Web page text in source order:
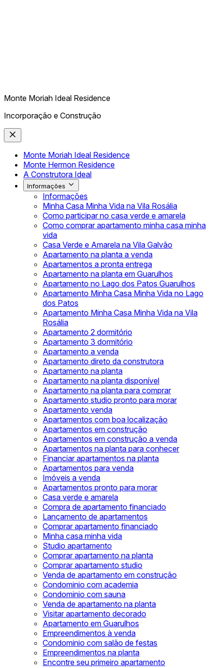
Monte Moriah Ideal Residence
Incorporação e Construção
Monte Moriah Ideal Residence
Monte Hermon Residence
A Construtora Ideal
Informações
Informações
Minha Casa Minha Vida na Vila Rosália
Como participar no casa verde e amarela
Como comprar apartamento minha casa minha
vida
Casa Verde e Amarela na Vila Galvão
Apartamento na planta a venda
Apartamentos a pronta entrega
Apartamento na planta em Guarulhos
Apartamento no Lago dos Patos Guarulhos
Apartamento Minha Casa Minha Vida no Lago
dos Patos
Apartamento Minha Casa Minha Vida na Vila
Rosália
Apartamento 2 dormitório
Apartamento 3 dormitório
Apartamento a venda
Apartamento direto da construtora
Apartamento na planta
Apartamento na planta disponível
Apartamento na planta para comprar
Apartamento studio pronto para morar
Apartamento venda
Apartamentos com boa localização
Apartamentos em construção
Apartamentos em construção a venda
Apartamentos na planta para conhecer
Financiar apartamentos na planta
Apartamentos para venda
Imóveis a venda
Apartamentos pronto para morar
Casa verde e amarela
Compra de apartamento financiado
Lançamento de apartamentos
Comprar apartamento financiado
Minha casa minha vida
Studio apartamento
Comprar apartamento na planta
Comprar apartamento studio
Venda de apartamento em construção
Condominio com academia
Condominio com sauna
Venda de apartamento na planta
Visitar apartamento decorado
Apartamento em Guarulhos
Empreendimentos à venda
Condominio com salão de festas
Empreendimentos na planta
Encontre seu primeiro apartamento